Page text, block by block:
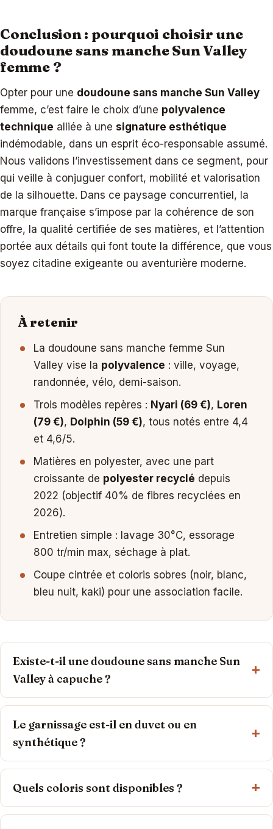
Conclusion : pourquoi choisir une
doudoune sans manche Sun Valley
femme ?
Opter pour une doudoune sans manche Sun Valley
femme, c’est faire le choix d’une polyvalence
technique alliée à une signature esthétique
indémodable, dans un esprit éco-responsable assumé.
Nous validons l’investissement dans ce segment, pour
qui veille à conjuguer confort, mobilité et valorisation
de la silhouette. Dans ce paysage concurrentiel, la
marque française s’impose par la cohérence de son
offre, la qualité certifiée de ses matières, et l’attention
portée aux détails qui font toute la différence, que vous
soyez citadine exigeante ou aventurière moderne.
À retenir
La doudoune sans manche femme Sun
Valley vise la polyvalence : ville, voyage,
randonnée, vélo, demi-saison.
Trois modèles repères : Nyari (69 €), Loren
(79 €), Dolphin (59 €), tous notés entre 4,4
et 4,6/5.
Matières en polyester, avec une part
croissante de polyester recyclé depuis
2022 (objectif 40% de fibres recyclées en
2026).
Entretien simple : lavage 30°C, essorage
800 tr/min max, séchage à plat.
Coupe cintrée et coloris sobres (noir, blanc,
bleu nuit, kaki) pour une association facile.
Existe-t-il une doudoune sans manche Sun
Valley à capuche ?
Le garnissage est-il en duvet ou en
synthétique ?
Quels coloris sont disponibles ?